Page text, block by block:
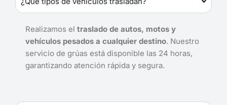
Realizamos el traslado de autos, motos y
vehículos pesados a cualquier destino. Nuestro
servicio de grúas está disponible las 24 horas,
garantizando atención rápida y segura.